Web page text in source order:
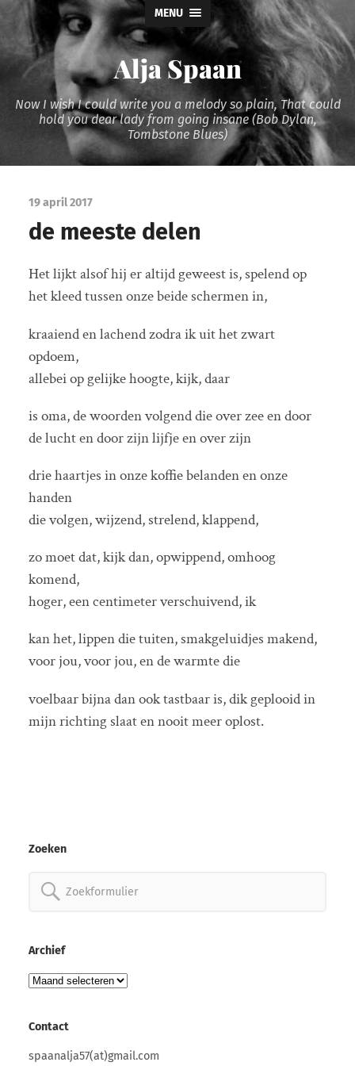
MENU
Alja Spaan
Now I wish I could write you a melody so plain, That could
hold you dear lady from going insane (Bob Dylan,
Tombstone Blues)
19 april 2017
de meeste delen
Het lijkt alsof hij er altijd geweest is, spelend op
het kleed tussen onze beide schermen in,
kraaiend en lachend zodra ik uit het zwart
opdoem,
allebei op gelijke hoogte, kijk, daar
is oma, de woorden volgend die over zee en door
de lucht en door zijn lijfje en over zijn
drie haartjes in onze koffie belanden en onze
handen
die volgen, wijzend, strelend, klappend,
zo moet dat, kijk dan, opwippend, omhoog
komend,
hoger, een centimeter verschuivend, ik
kan het, lippen die tuiten, smakgeluidjes makend,
voor jou, voor jou, en de warmte die
voelbaar bijna dan ook tastbaar is, dik geplooid in
mijn richting slaat en nooit meer oplost.
Zoeken
Zoeken
Archief
Archief
Contact
spaanalja57(at)gmail.com